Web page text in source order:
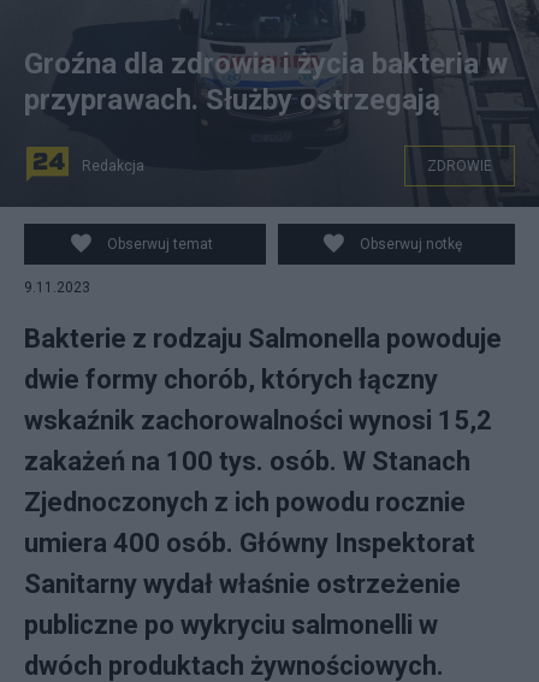
Salmonelozy są to choroby powodowane przez pałeczki
Salmonella. Fot. PAP
Groźna dla zdrowia i życia bakteria w
przyprawach. Służby ostrzegają
Redakcja ZDROWIE
Obserwuj temat Obserwuj notkę
9.11.2023
Bakterie z rodzaju Salmonella powoduje
dwie formy chorób, których łączny
wskaźnik zachorowalności wynosi 15,2
zakażeń na 100 tys. osób. W Stanach
Zjednoczonych z ich powodu rocznie
umiera 400 osób. Główny Inspektorat
Sanitarny wydał właśnie ostrzeżenie
publiczne po wykryciu salmonelli w
dwóch produktach żywnościowych.